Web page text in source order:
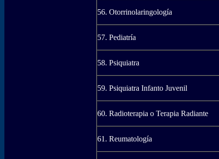
56. Otorrinolaringología
57. Pediatría
58. Psiquiatra
59. Psiquiatra Infanto Juvenil
60. Radioterapia o Terapia Radiante
61. Reumatología